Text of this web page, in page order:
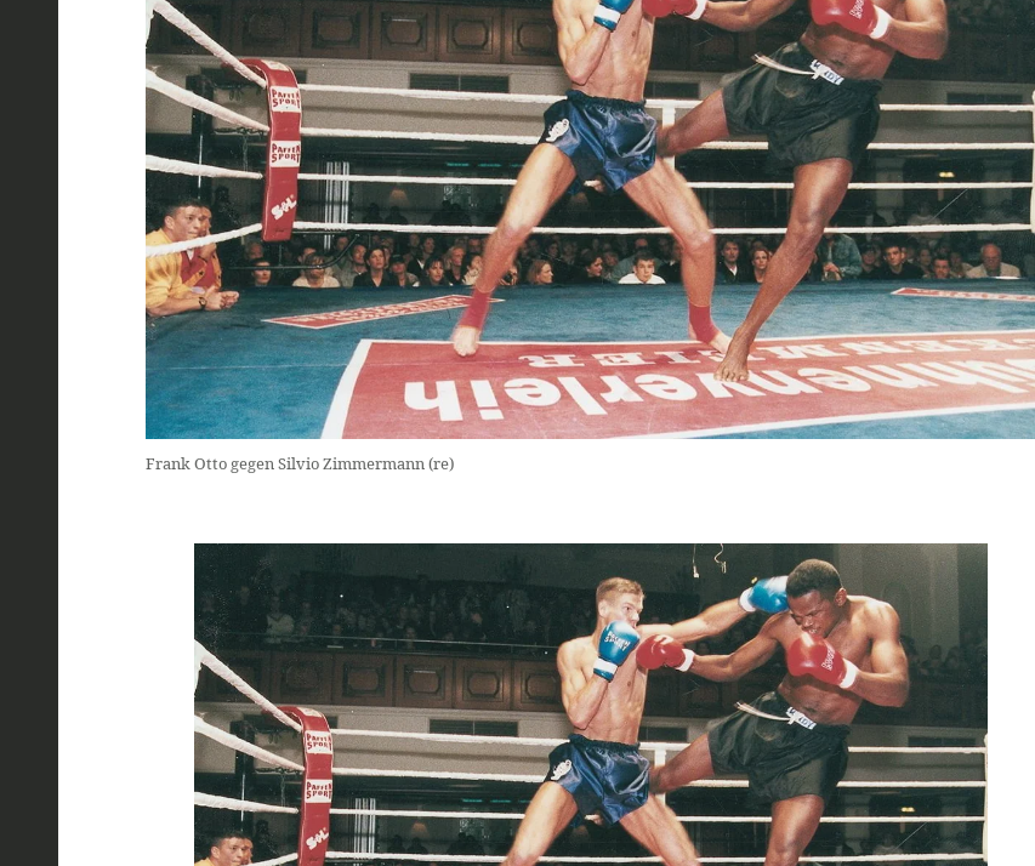
Frank Otto gegen Silvio Zimmermann (re)